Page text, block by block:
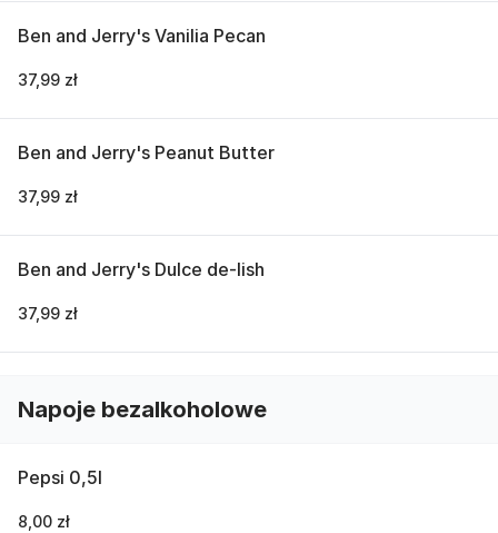
Ben and Jerry's Vanilia Pecan
37,99 zł
Ben and Jerry's Peanut Butter
37,99 zł
Ben and Jerry's Dulce de-lish
37,99 zł
Napoje bezalkoholowe
Pepsi 0,5l
8,00 zł